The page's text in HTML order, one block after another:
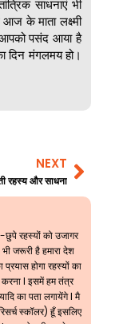
साधनाएं भी
आज के माता लक्ष्मी
पसंद आया है
मंगलमय हो।
NEXT
रहस्य और साधना
छुपे रहस्यों को उजागर
जरूरी है हमारा देश
होगा रहस्यों का
l इसमें हम तंत्र
का पता लगायेंगे l मै
स्कॉलर) हूँ इसलिए